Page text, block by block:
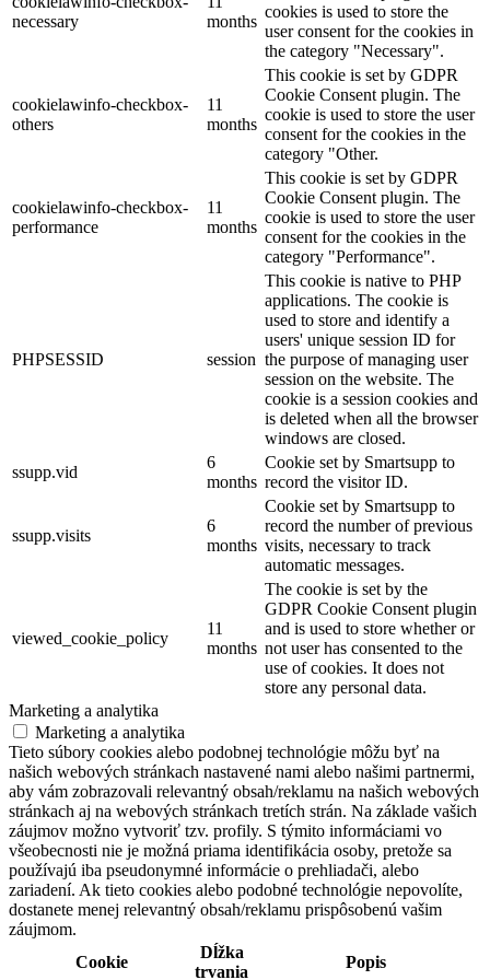
necessary
months
cookies is used to store the
user consent for the cookies in
the category "Necessary".
cookielawinfo-checkbox-
others
11
months
This cookie is set by GDPR
Cookie Consent plugin. The
cookie is used to store the user
consent for the cookies in the
category "Other.
cookielawinfo-checkbox-
performance
11
months
This cookie is set by GDPR
Cookie Consent plugin. The
cookie is used to store the user
consent for the cookies in the
category "Performance".
PHPSESSID session
This cookie is native to PHP
applications. The cookie is
used to store and identify a
users' unique session ID for
the purpose of managing user
session on the website. The
cookie is a session cookies and
is deleted when all the browser
windows are closed.
ssupp.vid
6
months
Cookie set by Smartsupp to
record the visitor ID.
ssupp.visits
6
months
Cookie set by Smartsupp to
record the number of previous
visits, necessary to track
automatic messages.
viewed_cookie_policy
11
months
The cookie is set by the
GDPR Cookie Consent plugin
and is used to store whether or
not user has consented to the
use of cookies. It does not
store any personal data.
Marketing a analytika
Marketing a analytika
Tieto súbory cookies alebo podobnej technológie môžu byť na
našich webových stránkach nastavené nami alebo našimi partnermi,
aby vám zobrazovali relevantný obsah/reklamu na našich webových
stránkach aj na webových stránkach tretích strán. Na základe vašich
záujmov možno vytvoriť tzv. profily. S týmito informáciami vo
všeobecnosti nie je možná priama identifikácia osoby, pretože sa
používajú iba pseudonymné informácie o prehliadači, alebo
zariadení. Ak tieto cookies alebo podobné technológie nepovolíte,
dostanete menej relevantný obsah/reklamu prispôsobenú vašim
záujmom.
Cookie
Dĺžka
trvania
Popis